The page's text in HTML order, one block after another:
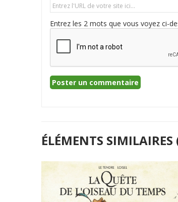
Entrez les 2 mots que vous voyez ci-
ÉLÉMENTS